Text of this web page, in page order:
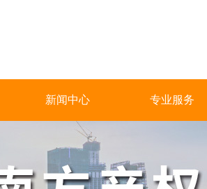
新闻中心 专业服务